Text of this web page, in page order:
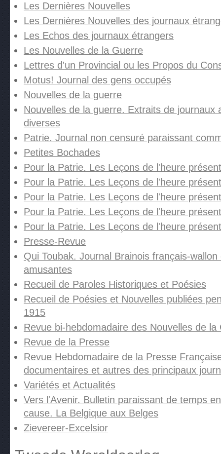
Les Dernières Nouvelles
Les Dernières Nouvelles des journaux
Les Echos des journaux étrangers
Les Nouvelles de la Guerre
Lettres d'un Provincial ou les Propos du
Motus! Journal des gens occupés
Nouvelles de la guerre
Nouvelles de la guerre. Extraits de journaux
diverses
Patrie. Journal non censuré paraissant
Petites Bochades
Pour la Patrie. Les Leçons de l'heure
Pour la Patrie. Les Leçons de l'heure
Pour la Patrie. Les Leçons de l'heure
Pour la Patrie. Les Leçons de l'heure
Pour la Patrie. Les Leçons de l'heure
Presse-Revue
Qui Toubak. Journal Brainois français-
amusantes
Recueil de Paroles Historiques et Poésies
Recueil de Poésies et Nouvelles publiées
1915
Revue bi-hebdomadaire des Nouvelles de la
Revue de la Presse
Revue Hebdomadaire de la Presse
documentaires et autres des principaux
Variétés et Actualités
Vers l'Avenir. Bulletin paraissant de temps
cause. La Belgique aux Belges
Zievereer-Excelsior